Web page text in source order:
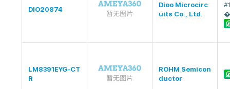
DIO20874
Dioo Microcirc
uits Co., Ltd.
LM8391EYG-CT
R
ROHM Semicon
ductor